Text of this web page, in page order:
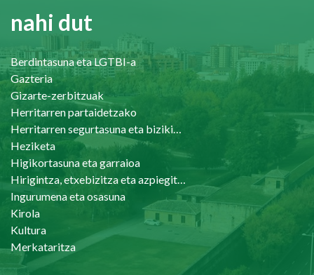
nahi dut
Berdintasuna eta LGTBI-a
Gazteria
Gizarte-zerbitzuak
Herritarren partaidetzako
Heziketa
Higikortasuna eta garraioa
Ingurumena eta osasuna
Kirola
Kultura
Merkataritza